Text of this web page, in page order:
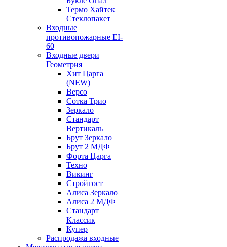
Термо Хайтек
Стеклопакет
Входные
противопожарные EI-
60
Входные двери
Геометрия
Хит Царга
(NEW)
Версо
Сотка Трио
Зеркало
Стандарт
Вертикаль
Брут Зеркало
Брут 2 МДФ
Форта Царга
Техно
Викинг
Стройгост
Алиса Зеркало
Алиса 2 МДФ
Стандарт
Классик
Купер
Распродажа входные